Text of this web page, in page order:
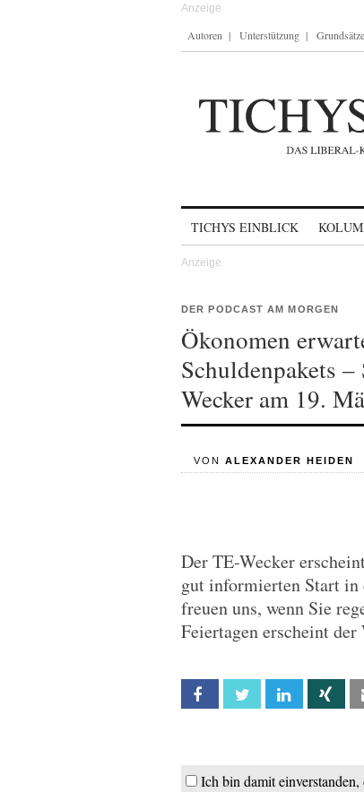
Autoren Unterstützung Grundsätze
TICHYS EINBLICK
DER PODCAST AM MORGEN
Ökonomen
Schuldenpakets
Wecker am 19.
VON ALEXANDER HEIDEN
Der TE-Wecker
gut informierten Start in
freuen uns, wenn Sie
Feiertagen erscheint
Facebook Twitter Linkedin Xing
Ich bin damit